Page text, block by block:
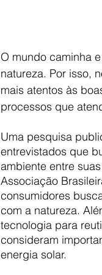
O mundo caminha
natureza. Por isso,
mais atentos às
processos que
Uma pesquisa
entrevistados que
ambiente entre
Associação
consumidores
com a natureza.
tecnologia para
consideram
energia solar.